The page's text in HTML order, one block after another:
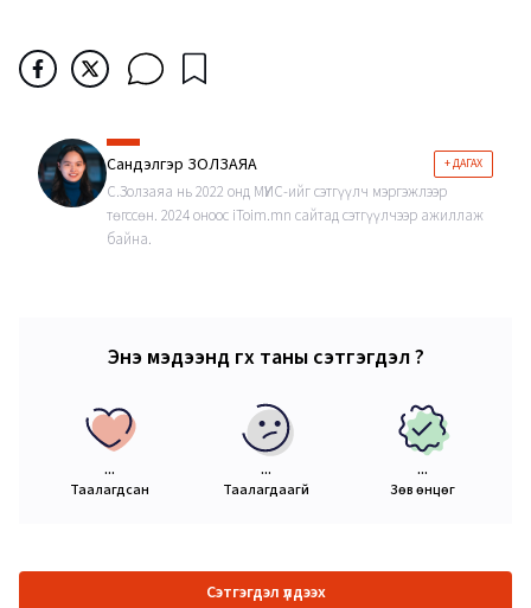
Сандэлгэр ЗОЛЗАЯА + ДАГАХ
С.Золзаяа нь 2022 онд МҮИС-ийг сэтгүүлч мэргэжлээр
төгссөн. 2024 оноос iToim.mn сайтад сэтгүүлчээр ажиллаж
байна.
Энэ мэдээнд өгөх таны сэтгэгдэл ?
...
Таалагдсан
...
Таалагдаагүй
...
Зөв өнцөг
Сэтгэгдэл үлдээх